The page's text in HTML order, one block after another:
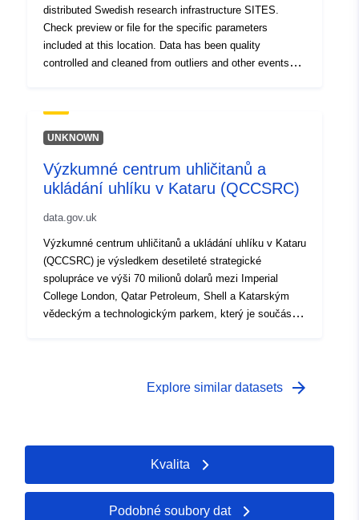
distributed Swedish research infrastructure SITES.
Check preview or file for the specific parameters
included at this location. Data has been quality
controlled and cleaned from outliers and other events
Meteorological data from Almbergasjön, littoral, 2024-01-
01–2024-02-27 [Data set]. Swedish Infrastructure for
https://hdl.handle.net/11676.1/UsKPUlrPihVXXsWOUv7
qlEal
UNKNOWN
Výzkumné centrum uhličitanů a
ukládání uhlíku v Kataru (QCCSRC)
data.gov.uk
Výzkumné centrum uhličitanů a ukládání uhlíku v Kataru
(QCCSRC) je výsledkem desetileté strategické
spolupráce ve výši 70 milionů dolarů mezi Imperial
College London, Qatar Petroleum, Shell a Katarským
vědeckým a technologickým parkem, který je součástí
doktorandy, kteří se zapojili do programu. Odborné
Explore similar datasets arrow_forward
Kvalita
Podobné soubory dat